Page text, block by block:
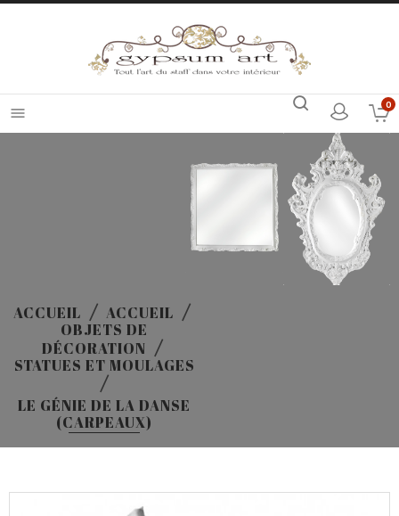
 0
ACCUEIL
ACCUEIL
OBJETS DE
DÉCORATION
STATUES ET MOULAGES
LE GÉNIE DE LA DANSE
(CARPEAUX)